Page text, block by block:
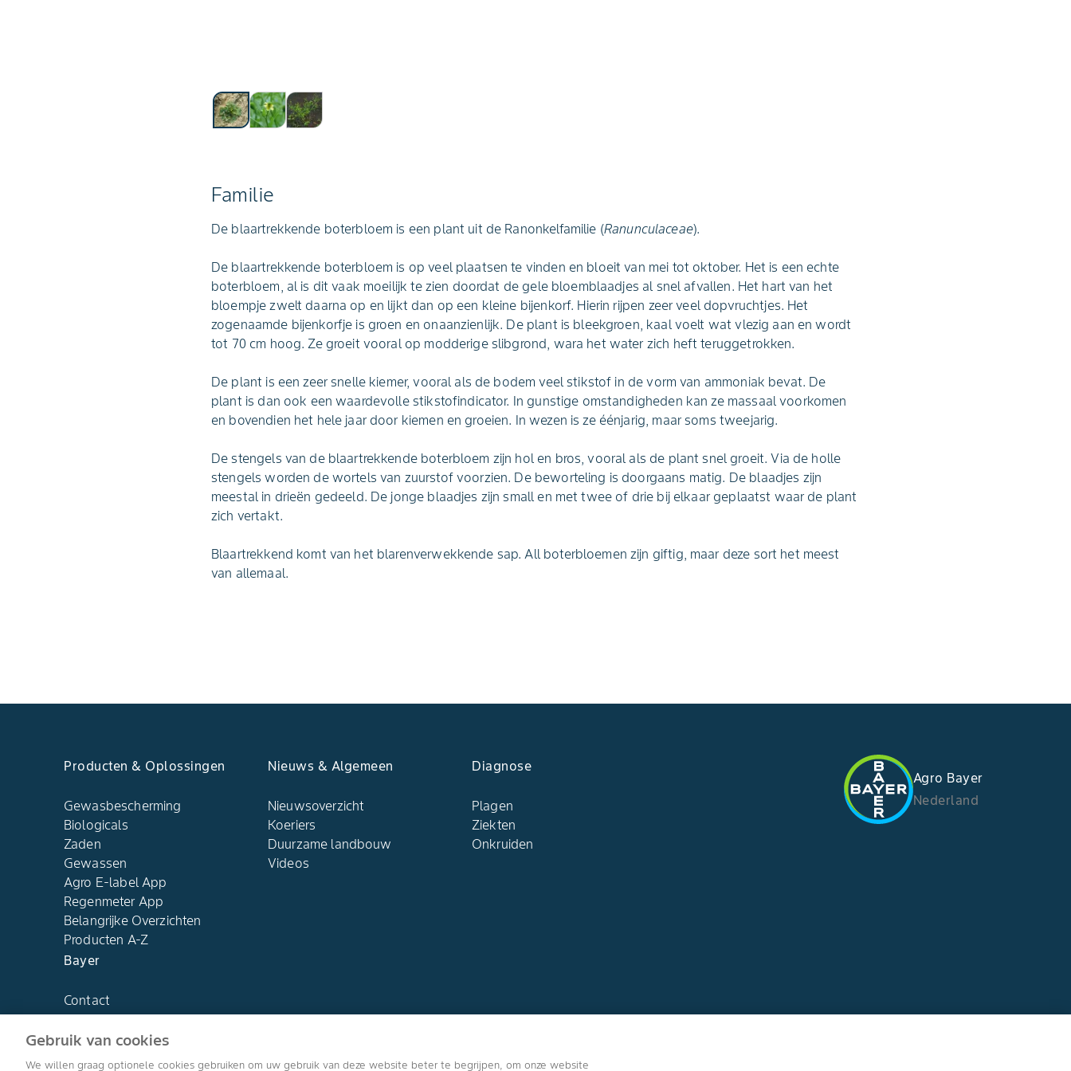
Familie
De blaartrekkende boterbloem is een plant uit de Ranonkelfamilie (Ranunculaceae).
De blaartrekkende boterbloem is op veel plaatsen te vinden en bloeit van mei tot oktober. Het is een echte
boterbloem, al is dit vaak moeilijk te zien doordat de gele bloemblaadjes al snel afvallen. Het hart van het
bloempje zwelt daarna op en lijkt dan op een kleine bijenkorf. Hierin rijpen zeer veel dopvruchtjes. Het
zogenaamde bijenkorfje is groen en onaanzienlijk. De plant is bleekgroen, kaal voelt wat vlezig aan en wordt
tot 70 cm hoog. Ze groeit vooral op modderige slibgrond, wara het water zich heft teruggetrokken.
De plant is een zeer snelle kiemer, vooral als de bodem veel stikstof in de vorm van ammoniak bevat. De
plant is dan ook een waardevolle stikstofindicator. In gunstige omstandigheden kan ze massaal voorkomen
en bovendien het hele jaar door kiemen en groeien. In wezen is ze éénjarig, maar soms tweejarig.
De stengels van de blaartrekkende boterbloem zijn hol en bros, vooral als de plant snel groeit. Via de holle
stengels worden de wortels van zuurstof voorzien. De beworteling is doorgaans matig. De blaadjes zijn
meestal in drieën gedeeld. De jonge blaadjes zijn small en met twee of drie bij elkaar geplaatst waar de plant
zich vertakt.
Blaartrekkend komt van het blarenverwekkende sap. All boterbloemen zijn giftig, maar deze sort het meest
van allemaal.
Producten & Oplossingen
Gewasbescherming
Biologicals
Zaden
Gewassen
Agro E-label App
Regenmeter App
Belangrijke Overzichten
Producten A-Z
Nieuws & Algemeen
Nieuwsoverzicht
Koeriers
Duurzame landbouw
Videos
Diagnose
Plagen
Ziekten
Onkruiden
Bayer
Contact
Over ons
Agro Bayer
Nederland
Volg ons
Gebruik van cookies
We willen graag optionele cookies gebruiken om uw gebruik van deze website beter te begrijpen, om onze website